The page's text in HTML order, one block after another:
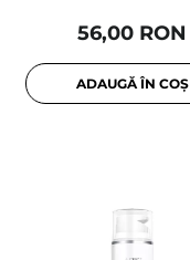
56,00 RON
ADAUGĂ ÎN COȘ